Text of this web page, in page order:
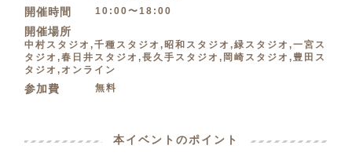
開催時間 10:00〜18:00
開催場所
中村スタジオ,千種スタジオ,昭和スタジオ,緑スタジオ,一宮ス
タジオ,春日井スタジオ,長久手スタジオ,岡崎スタジオ,豊田ス
タジオ,オンライン
参加費 無料
本イベントのポイント